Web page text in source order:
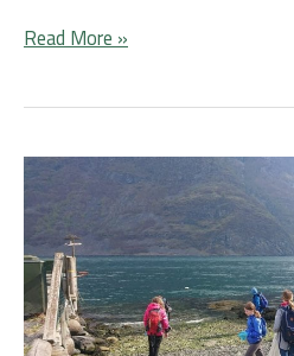
Read More »
Regionalparkene
bidrar
strandryddedugnaden